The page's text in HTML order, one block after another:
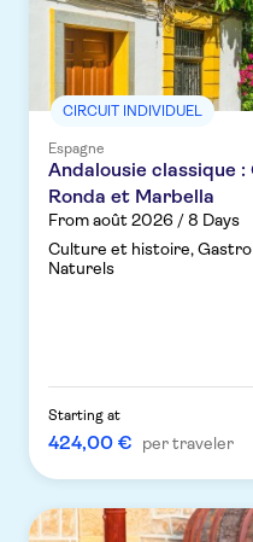
CIRCUIT INDIVIDUEL
Espagne
Andalousie classique
Ronda et Marbella
From août 2026 / 8 Days
Culture et histoire,
Naturels
Starting at
424,00 € per traveler